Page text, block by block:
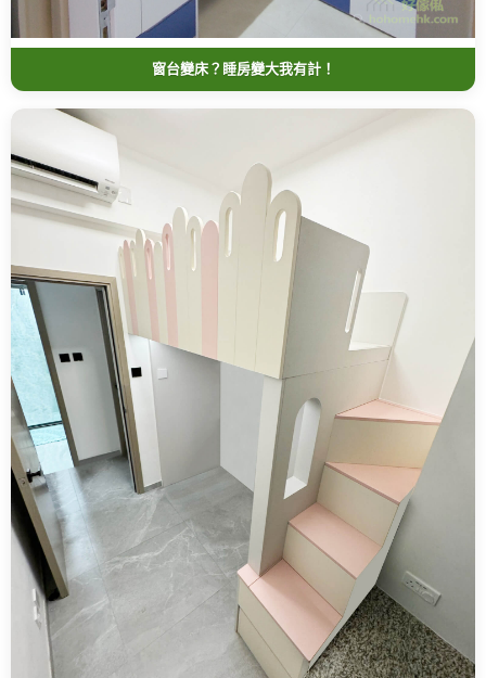
窗台變床？睡房變大我有計！